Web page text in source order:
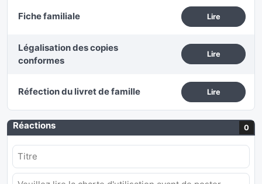
Fiche familiale Lire
Légalisation des copies
conformes
Lire
Réfection du livret de famille Lire
Réactions 0